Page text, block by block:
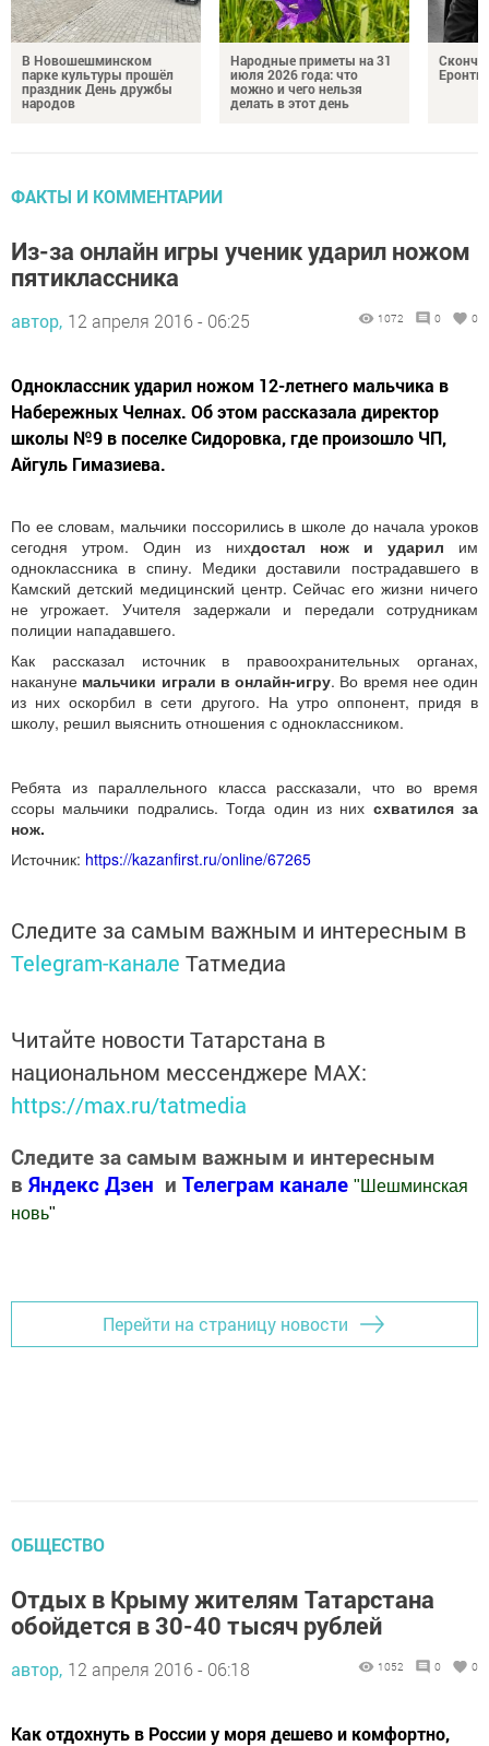
В Новошешминском
парке культуры прошёл
праздник День дружбы
народов
Народные приметы на 31
июля 2026 года: что
можно и чего нельзя
делать в этот день
ФАКТЫ И КОММЕНТАРИИ
Из-за онлайн игры ученик ударил ножом
пятиклассника
автор, 12 апреля 2016 - 06:25 1072 0 0
Одноклассник ударил ножом 12-летнего мальчика в
Набережных Челнах. Об этом рассказала директор
школы №9 в поселке Сидоровка, где произошло ЧП,
Айгуль Гимазиева.
По ее словам, мальчики поссорились в школе до начала уроков
сегодня утром. Один из нихдостал нож и ударил им
одноклассника в спину. Медики доставили пострадавшего в
Камский детский медицинский центр. Сейчас его жизни ничего
не угрожает. Учителя задержали и передали сотрудникам
полиции нападавшего.
Как рассказал источник в правоохранительных органах,
накануне мальчики играли в онлайн-игру. Во время нее один
из них оскорбил в сети другого. На утро оппонент, придя в
школу, решил выяснить отношения с одноклассником.
Ребята из параллельного класса рассказали, что во время
ссоры мальчики подрались. Тогда один из них схватился за
нож.
Источник: https://kazanfirst.ru/online/67265
Следите за самым важным и интересным в
Telegram-канале Татмедиа
Читайте новости Татарстана в
национальном мессенджере MАХ:
https://max.ru/tatmedia
Следите за самым важным и интересным
в Яндекс Дзен и Телеграм канале " Шешминская
новь"
Перейти на страницу новости
ОБЩЕСТВО
Отдых в Крыму жителям Татарстана
обойдется в 30-40 тысяч рублей
автор, 12 апреля 2016 - 06:18 1052 0 0
Как отдохнуть в России у моря дешево и комфортно,